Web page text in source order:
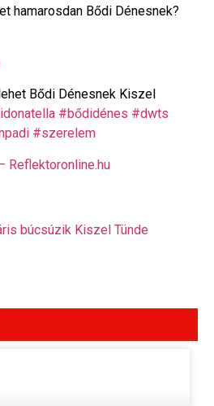
hamarosdan Bődi Dénesnek?
Bődi Dénesnek Kiszel
#bődidénes #dwts
#szerelem
Reflektoronline.hu
búcsúzik Kiszel Tünde